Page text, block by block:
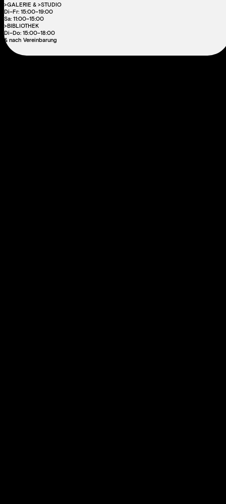
>GALERIE & >STUDIO
Di–Fr: 15:00–19:00
Sa: 11:00–15:00
>BIBLIOTHEK
Di–Do: 15:00–18:00
& nach Vereinbarung